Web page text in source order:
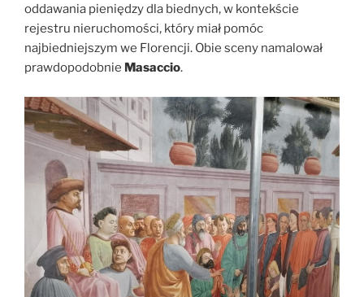
oddawania pieniędzy dla biednych, w kontekście
rejestru nieruchomości, który miał pomóc
najbiedniejszym we Florencji. Obie sceny namalował
prawdopodobnie Masaccio.